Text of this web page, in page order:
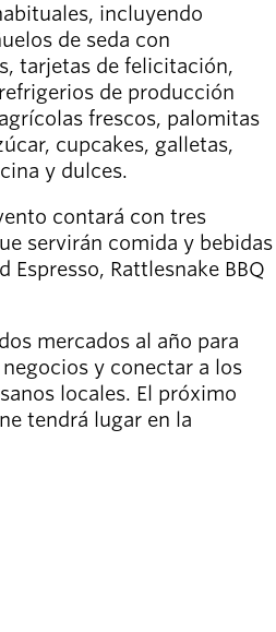
incluyendo
de seda con
tarjetas de felicitación,
de producción
frescos, palomitas
cupcakes, galletas,
y dulces.
contará con tres
servirán comida y bebidas
Rattlesnake BBQ
mercados al año para
y conectar a los
locales. El próximo
tendrá lugar en la